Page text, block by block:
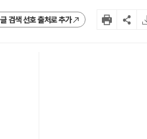
검색 선호 출처로 추가